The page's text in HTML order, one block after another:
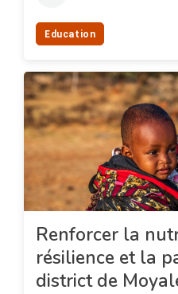
Education
Renforcer la
résilience et la
district de